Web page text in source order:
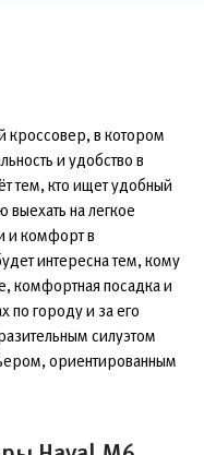
кроссовер, в котором
и удобство в
тем, кто ищет удобный
на легкое
и комфорт в
интересна тем, кому
комфортная посадка и
по городу и за его
силуэтом
ориентированным